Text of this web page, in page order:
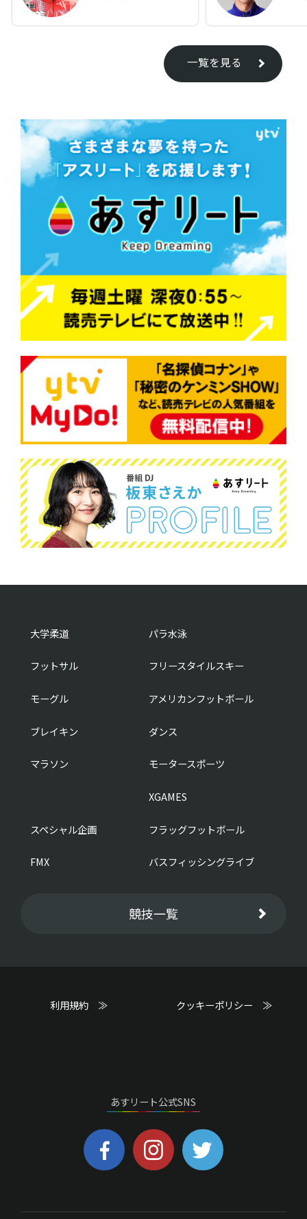
一覧を見る
大学柔道 パラ水泳
フットサル フリースタイルスキー
モーグル アメリカンフットボール
ブレイキン ダンス
マラソン モータースポーツ
XGAMES
スペシャル企画 フラッグフットボール
FMX バスフィッシングライブ
競技一覧
利用規約 ≫ クッキーポリシー ≫
あすリート公式SNS